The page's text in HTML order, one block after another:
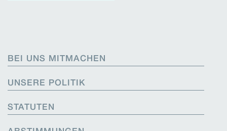
BEI UNS MITMACHEN
UNSERE POLITIK
STATUTEN